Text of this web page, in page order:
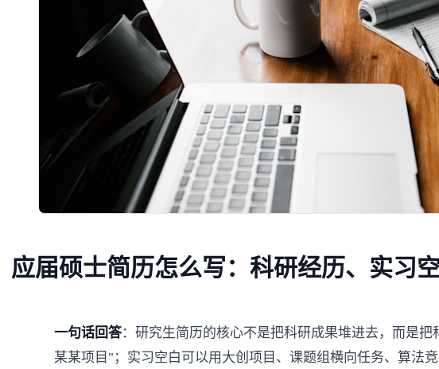
应届硕士简历怎么写：科研经历、实习
一句话回答：研究生简历的核心不是把科研成果堆进去，而是
某某项目"；实习空白可以用大创项目、课题组横向任务、算法